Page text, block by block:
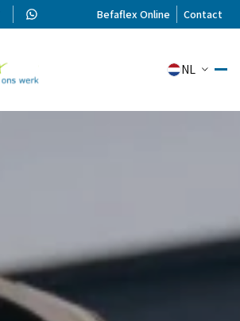
Befaflex Online Contact
NL